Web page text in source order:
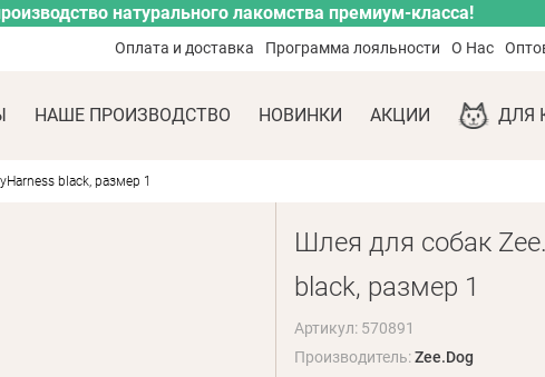
натурального лакомства премиум-класса!
Оплата и доставка Программа лояльности О Нас
НАШЕ ПРОИЗВОДСТВО НОВИНКИ АКЦИИ ДЛЯ
black, размер 1
Шлея для собак
black, размер 1
Артикул: 570891
Производитель:Zee.Dog